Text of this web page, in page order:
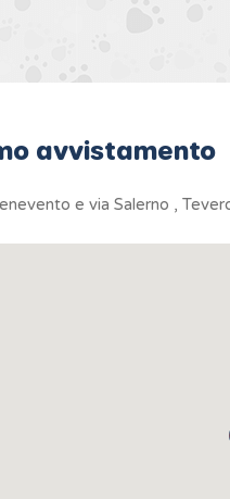
avvistamento
e via Salerno ,